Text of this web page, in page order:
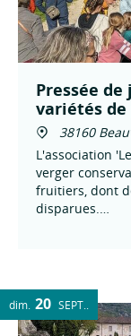
Pressée
variétés de
38160
L'association
verger
fruitiers, dont
disparues.
dim. 20 SEPT.